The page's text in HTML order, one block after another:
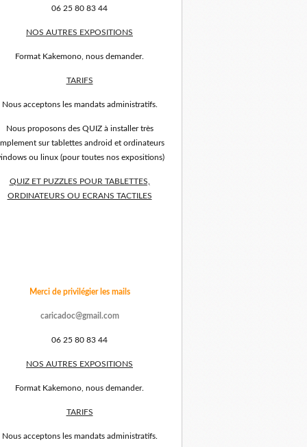
06 25 80 83 44
NOS AUTRES EXPOSITIONS
Format Kakemono, nous demander.
TARIFS
Nous acceptons les mandats administratifs.
Nous proposons des QUIZ à installer très
sur tablettes android et ordinateurs
ou linux (pour toutes nos expositions)
QUIZ ET PUZZLES POUR TABLETTES,
ORDINATEURS OU ECRANS TACTILES
Merci de privilégier les mails
caricadoc@gmail.com
06 25 80 83 44
NOS AUTRES EXPOSITIONS
Format Kakemono, nous demander.
TARIFS
Nous acceptons les mandats administratifs.